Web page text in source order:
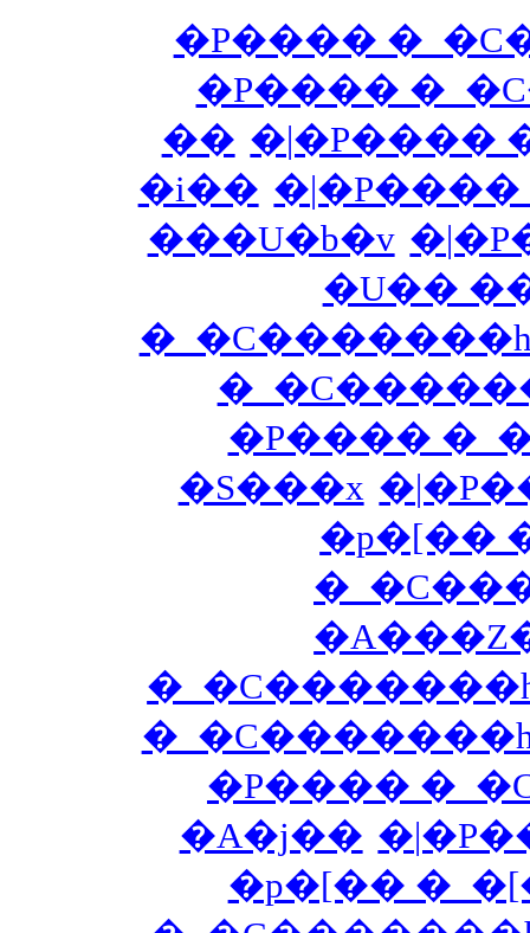
�P����
�P����
�� �|�P����
�i�� �|�P����
���U�b�v
�P����
�S���x
�p�[��
�P����
�A�j��
�p�[��